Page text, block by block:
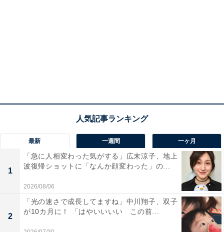
最新 一週間 一ヶ月
1
「急に人相変わった気がする」広末涼子、地上
波復帰ショットに「なんか顔変わった」の...
2026/08/06
2
「光の速さで成長してますね」中川翔子、双子
が10カ月に！ 「はやいいいい この前...